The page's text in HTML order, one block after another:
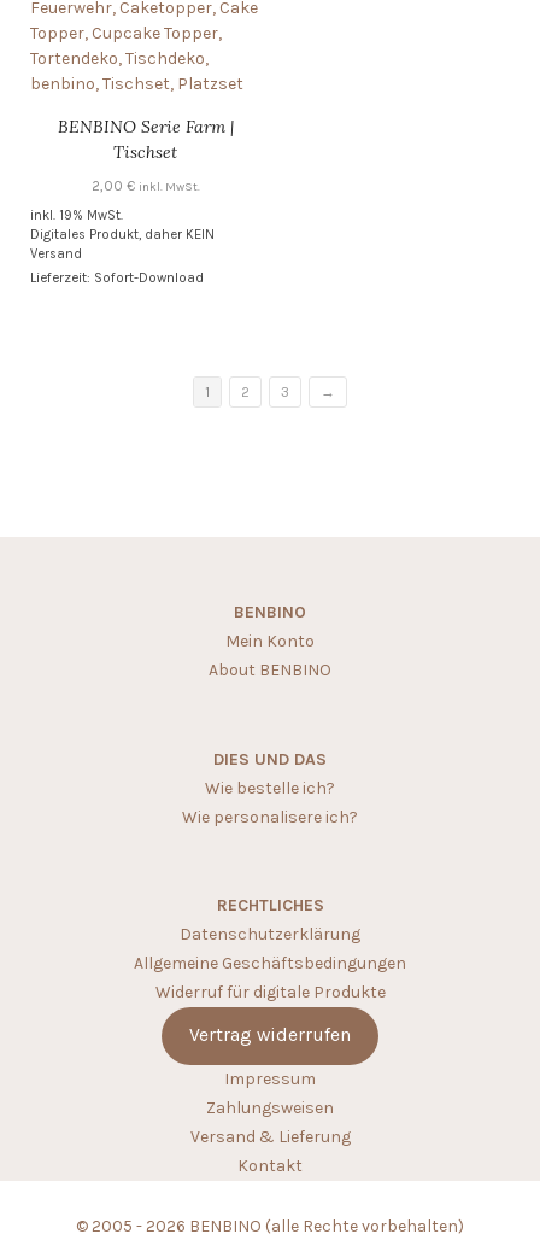
BENBINO Serie Farm |
Tischset
2,00 € inkl. MwSt.
inkl. 19% MwSt.
Digitales Produkt, daher KEIN
Versand
Lieferzeit: Sofort-Download
1 2 3 →
BENBINO
Mein Konto
About BENBINO
DIES UND DAS
Wie bestelle ich?
Wie personalisere ich?
RECHTLICHES
Datenschutzerklärung
Allgemeine Geschäftsbedingungen
Widerruf für digitale Produkte
Vertrag widerrufen
Impressum
Zahlungsweisen
Versand & Lieferung
Kontakt
© 2005 - 2026 BENBINO (alle Rechte vorbehalten)